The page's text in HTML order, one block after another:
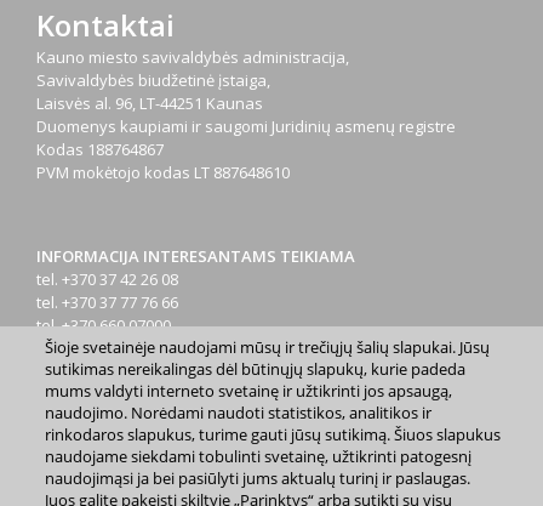
Kontaktai
Kauno miesto savivaldybės administracija,
Savivaldybės biudžetinė įstaiga,
Laisvės al. 96, LT-44251 Kaunas
Duomenys kaupiami ir saugomi Juridinių asmenų registre
Kodas 188764867
PVM mokėtojo kodas LT 887648610
INFORMACIJA INTERESANTAMS TEIKIAMA
tel. +370 37 42 26 08
tel. +370 37 77 76 66
tel. +370 660 07000
el. p.info@kaunas.lt
2023 m. Kauno miesto savivaldybė. Kopijuoti ir platinti
Šioje svetainėje naudojami mūsų ir trečiųjų šalių slapukai. Jūsų
sutikimas nereikalingas dėl būtinųjų slapukų, kurie padeda
mums valdyti interneto svetainę ir užtikrinti jos apsaugą,
naudojimo. Norėdami naudoti statistikos, analitikos ir
rinkodaros slapukus, turime gauti jūsų sutikimą. Šiuos slapukus
naudojame siekdami tobulinti svetainę, užtikrinti patogesnį
naudojimąsi ja bei pasiūlyti jums aktualų turinį ir paslaugas.
Juos galite pakeisti skiltyje „Parinktys“ arba sutikti su visų